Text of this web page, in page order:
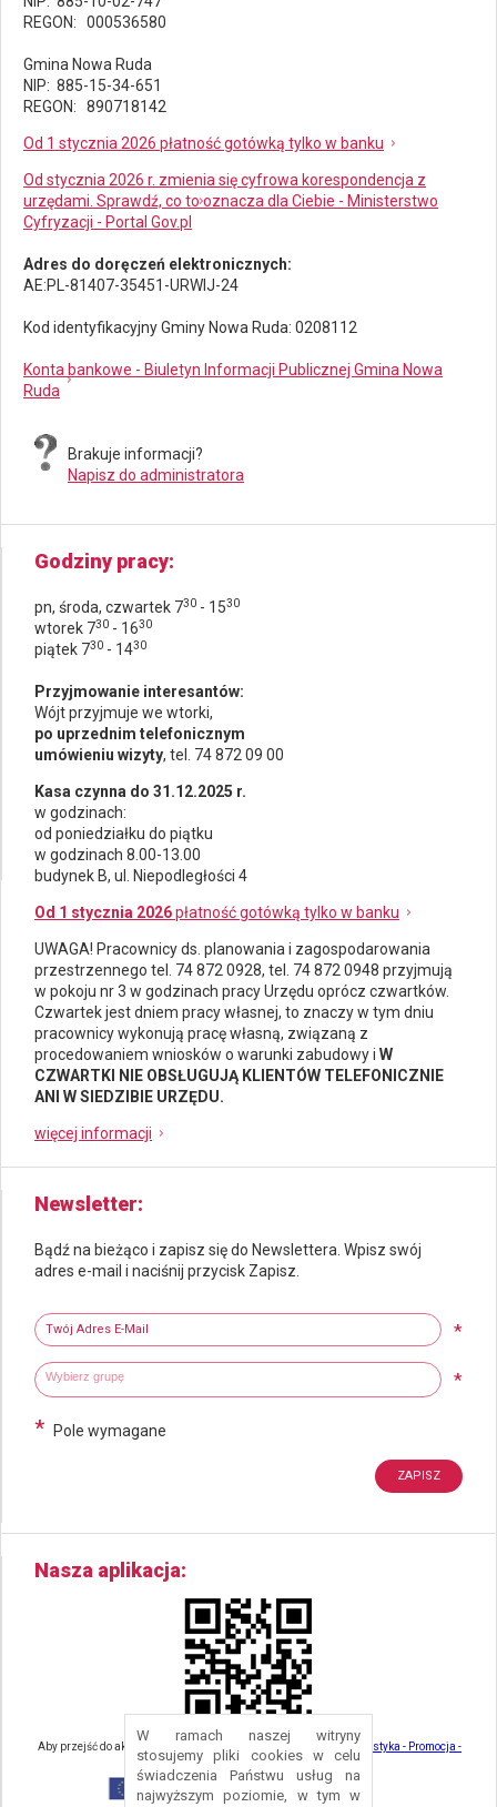
W ramach naszej witryny
stosujemy pliki cookies w celu
świadczenia Państwu usług na
najwyższym poziomie, w tym w
REGON: 000536580
Gmina Nowa Ruda
NIP: 885-15-34-651
REGON: 890718142
Od 1 stycznia 2026 płatność gotówką tylko w banku
Od stycznia 2026 r. zmienia się cyfrowa korespondencja z
urzędami. Sprawdź, co to oznacza dla Ciebie - Ministerstwo
Cyfryzacji - Portal Gov.pl
Adres do doręczeń elektronicznych:
AE:PL-81407-35451-URWIJ-24
Kod identyfikacyjny Gminy Nowa Ruda: 0208112
Konta bankowe - Biuletyn Informacji Publicznej Gmina Nowa
Ruda
Brakuje informacji?
Napisz do administratora
Godziny pracy
pn, środa, czwartek 730 - 1530
wtorek 730 - 1630
piątek 730 - 1430
Przyjmowanie interesantów:
Wójt przyjmuje we wtorki,
po uprzednim telefonicznym
umówieniu wizyty, tel. 74 872 09 00
Kasa czynna do 31.12.2025 r.
w godzinach:
od poniedziałku do piątku
w godzinach 8.00-13.00
budynek B, ul. Niepodległości 4
Od 1 stycznia 2026płatność gotówką tylko w banku
UWAGA! Pracownicy ds. planowania i zagospodarowania
przestrzennego tel. 74 872 0928, tel. 74 872 0948 przyjmują
w pokoju nr 3 w godzinach pracy Urzędu oprócz czwartków.
Czwartek jest dniem pracy własnej, to znaczy w tym dniu
pracownicy wykonują pracę własną, związaną z
procedowaniem wniosków o warunki zabudowy i W
CZWARTKI NIE OBSŁUGUJĄ KLIENTÓW TELEFONICZNIE
ANI W SIEDZIBIE URZĘDU.
więcej informacji
Newsletter
Bądź na bieżąco i zapisz się do Newslettera. Wpisz swój
adres e-mail i naciśnij przycisk Zapisz.
Twój adres e-mail
*
Wybierz grupy tematyczne *
Wpisz wyszukiwaną fraze
* Pole wymagane
Nasza aplikacja
Aby przejść do aktualności związanych z turystyką - kliknij tu:
Turystyka - Promocja -
Strefa Turysty - Gmina Nowa Ruda